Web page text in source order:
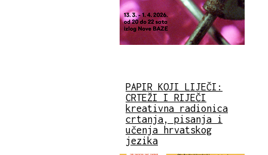
PAPIR KOJI LIJEČI:
CRTEŽI I RIJEČI
kreativna radionica
crtanja, pisanja i
učenja hrvatskog
jezika